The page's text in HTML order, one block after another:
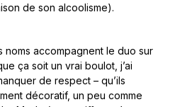
de son alcoolisme).
noms accompagnent le duo sur
ça soit un vrai boulot, j’ai
de respect – qu’ils
décoratif, un peu comme